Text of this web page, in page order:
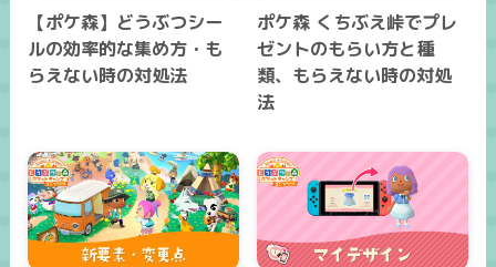
【ポケ森】どうぶつシー
ルの効率的な集め方・も
らえない時の対処法
ポケ森 くちぶえ峠でプレ
ゼントのもらい方と種
類、もらえない時の対処
法